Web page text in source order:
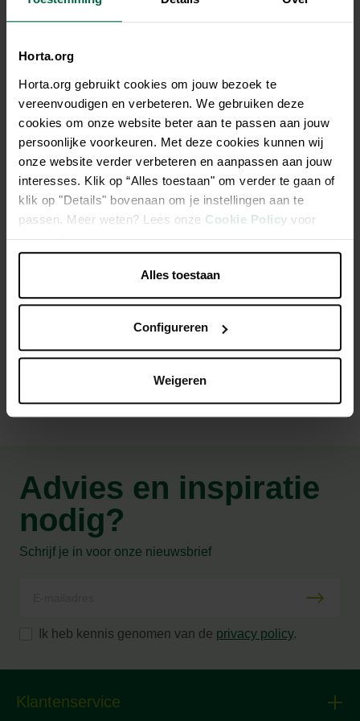
Horta.org
Horta.org gebruikt cookies om jouw bezoek te
vereenvoudigen en verbeteren. We gebruiken deze
cookies om onze website beter aan te passen aan jouw
persoonlijke voorkeuren. Met deze cookies kunnen wij
onze website verder verbeteren en aanpassen aan jouw
interesses. Klik op “Alles toestaan" om verder te gaan of
klik op "Details" bovenaan om je instellingen aan te
passen. Meer weten? Lees onze Cookie Policy voor
meer informatie.
Alles toestaan
Configureren
Weigeren
Beschrijving
Hoskyn Pacific schotel, 22x3 cm, handgemaakt geglazuurd
terracotta, vorstbestendig, uv-bestendig, handgemaakte pot
met drainagegaten. Kleur blauw.
Handgemaakt
Advies en inspiratie
nodig?
Schrijf je in voor onze nieuwsbrief
Ik heb kennis genomen van de privacy policy.
Klantenservice